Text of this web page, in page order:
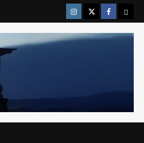
Instragram
TwitterFacebook